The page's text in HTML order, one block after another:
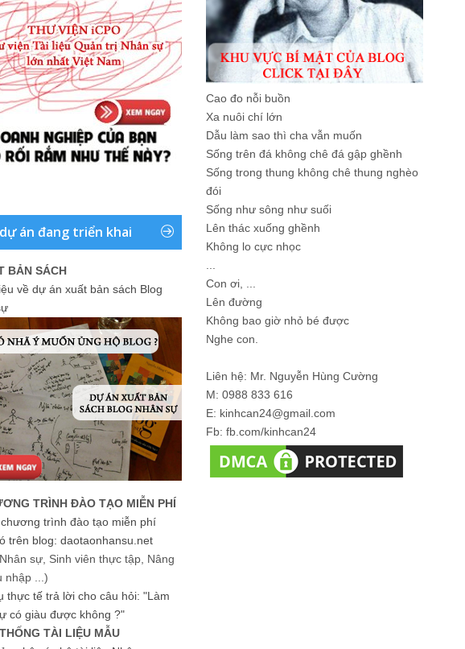
án đang triển khai
BẢN SÁCH
về dự án xuất bản sách Blog
TRÌNH ĐÀO TẠO MIỄN PHÍ
trình đào tạo miễn phí
trên blog: daotaonhansu.net
sự, Sinh viên thực tập, Nâng
nhập ...)
thực tế trả lời cho câu hỏi: "Làm
có giàu được không ?"
TÀI LIỆU MẪU
Cao đo nỗi buồn
Xa nuôi chí lớn
Dẫu làm sao thì cha vẫn muốn
Sống trên đá không chê đá gập ghềnh
Sống trong thung không chê thung nghèo
đói
Sống như sông như suối
Lên thác xuống ghềnh
Không lo cực nhọc
Con ơi, ...
Lên đường
Không bao giờ nhỏ bé được
Nghe con.
Liên hệ: Mr. Nguyễn Hùng Cường
M: 0988 833 616
E: kinhcan24@gmail.com
Fb: fb.com/kinhcan24